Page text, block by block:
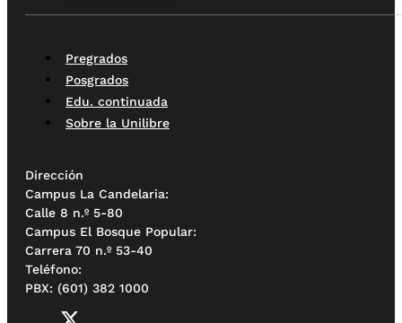
Pregrados
Posgrados
Edu. continuada
Sobre la Unilibre
Dirección
Campus La Candelaria:
Calle 8 n.º 5-80
Campus El Bosque Popular:
Carrera 70 n.º 53-40
Teléfono:
PBX: (601) 382 1000